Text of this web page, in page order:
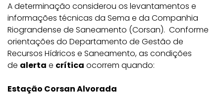
A determinação considerou os levantamentos e
informações técnicas da Sema e da Companhia
Riograndense de Saneamento (Corsan). Conforme
orientações do Departamento de Gestão de
Recursos Hídricos e Saneamento, as condições
de alerta e crítica ocorrem quando:
Estação Corsan Alvorada